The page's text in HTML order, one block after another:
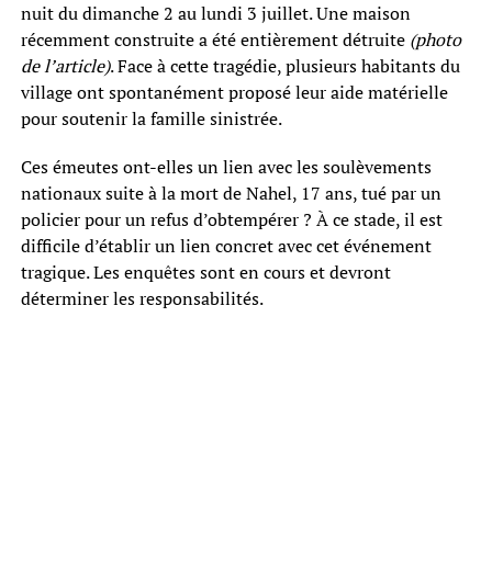
nuit du dimanche 2 au lundi 3 juillet. Une maison
récemment construite a été entièrement détruite (photo
de l’article). Face à cette tragédie, plusieurs habitants du
village ont spontanément proposé leur aide matérielle
pour soutenir la famille sinistrée.
Ces émeutes ont-elles un lien avec les soulèvements
nationaux suite à la mort de Nahel, 17 ans, tué par un
policier pour un refus d’obtempérer ? À ce stade, il est
difficile d’établir un lien concret avec cet événement
tragique. Les enquêtes sont en cours et devront
déterminer les responsabilités.